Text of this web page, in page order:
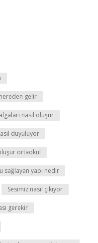
gelir
nasıl oluşur
duyuluyor
ortaokul
sağlayan yapı nedir
Sesimiz nasıl çıkıyor
gerekir